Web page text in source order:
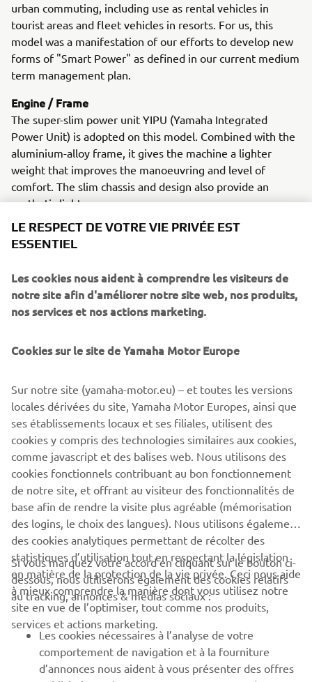
urban commuting, including use as rental vehicles in
tourist areas and fleet vehicles in resorts. For us, this
model was a manifestation of our efforts to develop new
forms of "Smart Power" as defined in our current medium
term management plan.
Engine / Frame
The super-slim power unit YIPU (Yamaha Integrated
Power Unit) is adopted on this model. Combined with the
aluminium-alloy frame, it gives the machine a lighter
weight that improves the manoeuvring and level of
comfort. The slim chassis and design also provide an
aesthetic lightness.
2014 MT-09
©Yamaha Motor Europe N.V. / Yamaha Motor Co., Ltd.
never be used for commercial or non-commercial
purposes without the explicit written consent of Yamaha
Motor Europe N.V. and/or Yamaha Motor Co., Ltd.
Always ride in a safe manner and obey all local road laws.
CORPORATE
BUSINESS
PLUS YAMAHA
SUPPORT
LE RESPECT DE VOTRE VIE PRIVÉE EST
ESSENTIEL
Les cookies nous aident à comprendre les visiteurs de
notre site afin d'améliorer notre site web, nos produits,
nos services et nos actions marketing.
Cookies sur le site de Yamaha Motor Europe
Sur notre site (yamaha-motor.eu) – et toutes les versions
locales dérivées du site, Yamaha Motor Europes, ainsi que
ses établissements locaux et ses filiales, utilisent des
cookies y compris des technologies similaires aux cookies,
comme javascript et des balises web. Nous utilisons des
cookies fonctionnels contribuant au bon fonctionnement
de notre site, et offrant au visiteur des fonctionnalités de
base afin de rendre la visite plus agréable (mémorisation
des logins, le choix des langues). Nous utilisons également
des cookies analytiques permettant de récolter des
statistiques d’utilisation tout en respectant la législation
en matière de la protection de la vie privée. Ceci nous aide
à mieux comprendre la manière dont vous utilisez notre
site en vue de l’optimiser, tout comme nos produits,
services et actions marketing.
Si vous marquez votre accord en cliquant sur le bouton ci-
dessous, nous utiliserons également des cookies relatifs
au tracking, annonces & médias sociaux :
Les cookies nécessaires à l’analyse de votre
comportement de navigation et à la fourniture
d’annonces nous aident à vous présenter des offres